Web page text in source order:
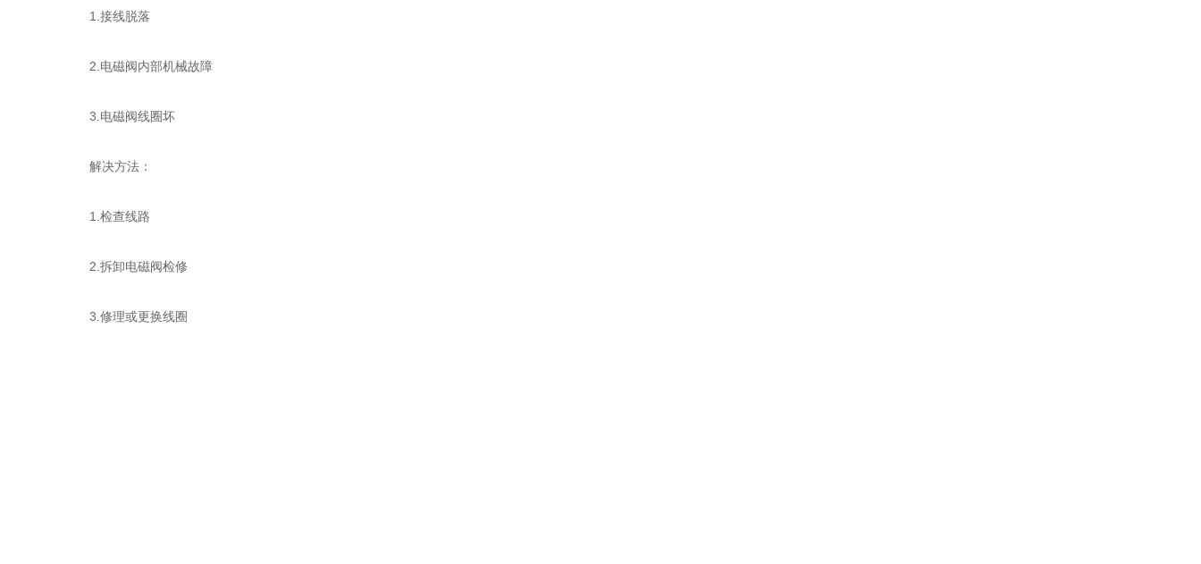
1.接线脱落
2.电磁阀内部机械故障
3.电磁阀线圈坏
解决方法：
1.检查线路
2.拆卸电磁阀检修
3.修理或更换线圈